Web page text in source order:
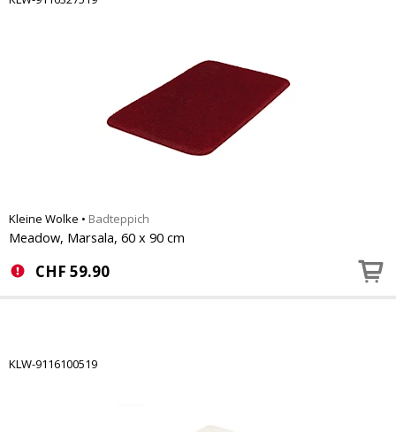
Kleine Wolke • Badteppich
Meadow, Marsala, 60 x 90 cm
CHF 59.90
KLW-9116100519